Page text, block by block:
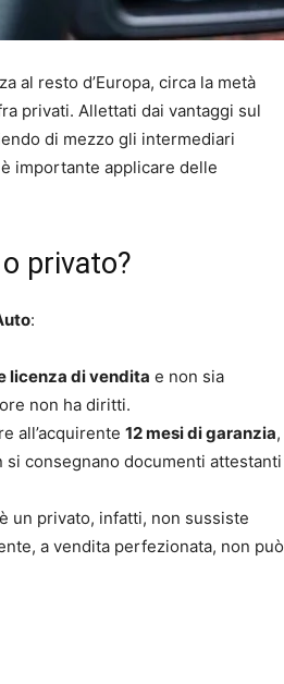
al resto d’Europa, circa la metà
privati. Allettati dai vantaggi sul
di mezzo gli intermediari
importante applicare delle
privato?
:
licenza di vendita e non sia
non ha diritti.
all’acquirente 12 mesi di garanzia,
consegnano documenti attestanti
un privato, infatti, non sussiste
a vendita perfezionata, non può